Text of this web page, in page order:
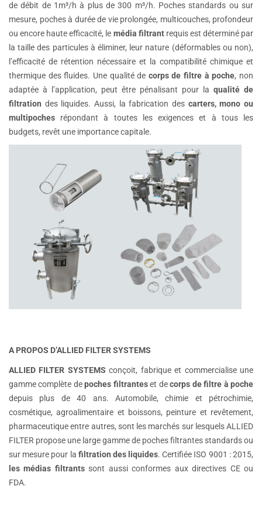
de débit de 1m³/h à plus de 300 m³/h. Poches standards ou sur
mesure, poches à durée de vie prolongée, multicouches, profondeur
ou encore haute efficacité, le média filtrantrequis est déterminé par
la taille des particules à éliminer, leur nature (déformables ou non),
l’efficacité de rétention nécessaire et la compatibilité chimique et
thermique des fluides. Une qualité de corps de filtre à poche, non
adaptée à l’application, peut être pénalisant pour la qualité de
filtration des liquides. Aussi, la fabrication des carters, mono ou
multipoches répondant à toutes les exigences et à tous les
budgets, revêt une importance capitale.
A PROPOS D’ALLIED FILTER SYSTEMS
ALLIED FILTER SYSTEMS conçoit, fabrique et commercialise une
gamme complète depoches filtranteset decorps de filtre à poche
depuis plus de 40 ans. Automobile, chimie et pétrochimie,
cosmétique, agroalimentaire et boissons, peinture et revêtement,
pharmaceutique entre autres, sont les marchés sur lesquels ALLIED
FILTER propose une large gamme de poches filtrantes standards ou
sur mesure pour la filtration des liquides. Certifiée ISO 9001 : 2015,
les médias filtrantssont aussi conformes aux directives CE ou
FDA.